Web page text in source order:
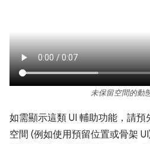
未保留空間的動
如需顯示這類 UI 輔助功能，請
空間 (例如使用預留位置或骨架